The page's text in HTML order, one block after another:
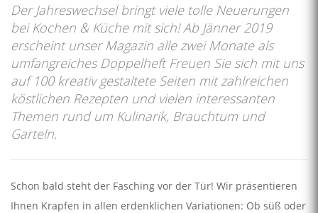
Der Jahreswechsel bringt viele tolle Neuerungen
bei Kochen & Küche mit sich! Ab Jänner 2019
erscheint unser Magazin alle zwei Monate als
umfangreiches Doppelheft Freuen Sie sich mit uns
auf 100 kreativ gestaltete Seiten mit zahlreichen
köstlichen Rezepten und vielen interessanten
Themen rund um Kulinarik, Brauchtum und
Garteln.
Schon bald steht der Fasching vor der Tür! Wir präsentieren
Ihnen Krapfen in allen erdenklichen Variationen: Ob süß oder